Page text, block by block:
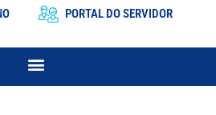
PORTAL DO SERVIDOR